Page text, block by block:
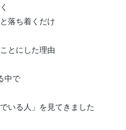
落ち着くだけ
とにした理由
中で
いる人」を見てきました